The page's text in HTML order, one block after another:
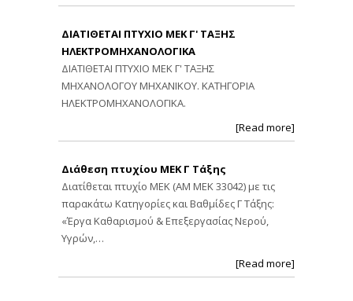
ΔΙΑΤΙΘΕΤΑΙ ΠΤΥΧΙΟ ΜΕΚ Γ' ΤΑΞΗΣ
ΗΛΕΚΤΡΟΜΗΧΑΝΟΛΟΓΙΚΑ
ΔΙΑΤΙΘΕΤΑΙ ΠΤΥΧΙΟ ΜΕΚ Γ' ΤΑΞΗΣ
ΜΗΧΑΝΟΛΟΓΟΥ ΜΗΧΑΝΙΚΟΥ. ΚΑΤΗΓΟΡΙΑ
ΗΛΕΚΤΡΟΜΗΧΑΝΟΛΟΓΙΚΑ.
[Read more]
Διάθεση πτυχίου ΜΕΚ Γ Τάξης
Διατίθεται πτυχίο ΜΕΚ (ΑΜ ΜΕΚ 33042) με τις
παρακάτω Κατηγορίες και Βαθμίδες Γ Τάξης:
«Έργα Καθαρισμού & Επεξεργασίας Νερού,
Υγρών,…
[Read more]